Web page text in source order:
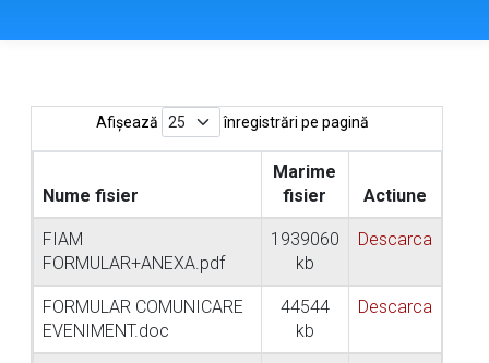
Afișează înregistrări pe pagină
Nume fisier
Marime
fisier
Actiune
FIAM
FORMULAR+ANEXA.pdf
1939060
kb
Descarca
FORMULAR COMUNICARE
EVENIMENT.doc
44544
kb
Descarca